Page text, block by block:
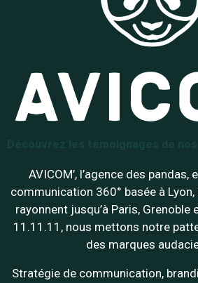
AVICOM’, l’agence des pandas,
communication 360° basée à
rayonnent jusqu’à Paris, Grenoble
11.11.11, nous mettons notre
des marques
Stratégie de communication,